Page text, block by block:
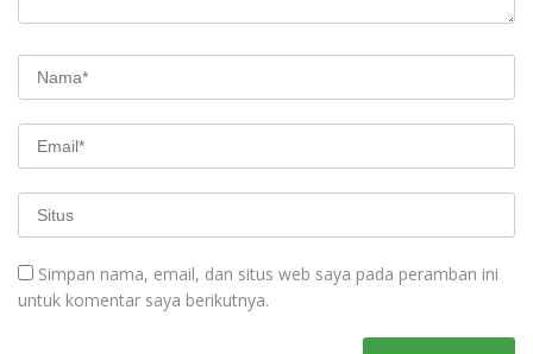
Simpan nama, email, dan situs web saya pada peramban ini
untuk komentar saya berikutnya.